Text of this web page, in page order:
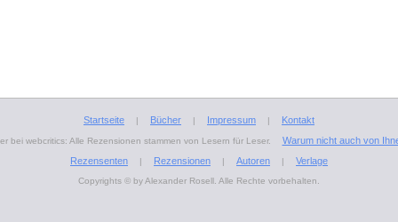
Startseite | Bücher | Impressum | Kontakt
bei webcritics: Alle Rezensionen stammen von Lesern für Leser.
Warum nicht auch von
Rezensenten
| Rezensionen | Autoren | Verlage
Copyrights © by Alexander Rosell. Alle Rechte vorbehalten.